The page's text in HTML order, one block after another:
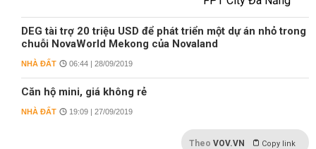
DEG tài trợ 20 triệu USD để phát triển một dự án nhỏ trong
chuỗi NovaWorld Mekong của Novaland
NHÀ ĐẤT 06:44 | 28/09/2019
Căn hộ mini, giá không rẻ
NHÀ ĐẤT 19:09 | 27/09/2019
Theo VOV.VN Copy link